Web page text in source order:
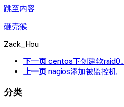
跳至内容
砸壳猴
Zack_Hou
下一页 centos下创建软raid0。
上一页 nagios添加被监控机
分类